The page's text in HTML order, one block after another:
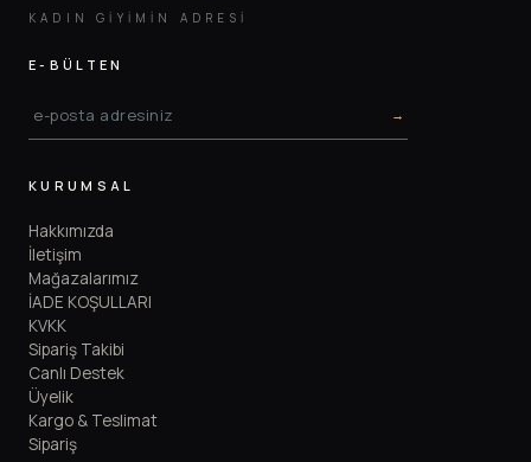
KADIN GIYIMIN ADRESI
E-BÜLTEN
→
KURUMSAL
Hakkımızda
İletişim
Mağazalarımız
İADE KOŞULLARI
KVKK
Sipariş Takibi
Canlı Destek
Üyelik
Kargo & Teslimat
Sipariş